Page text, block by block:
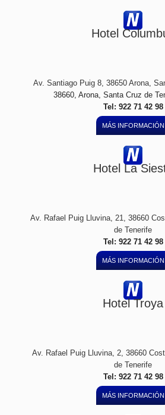
Hotel
Av. Santiago Puig 8, 38650 Arona,
38660, Arona, Santa Cruz de
Tel: 922 71 42 98
MÁS INFORMACIÓN
Hotel La
Av. Rafael Puig Lluvina, 21, 38660
de Tenerife
Tel: 922 71 42 98
MÁS INFORMACIÓN
Hotel Troya
Av. Rafael Puig Lluvina, 2, 38660
de Tenerife
Tel: 922 71 42 98
MÁS INFORMACIÓN